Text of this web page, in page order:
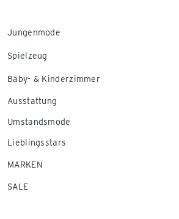
Jungenmode
Spielzeug
Baby- & Kinderzimmer
Ausstattung
Umstandsmode
Lieblingsstars
MARKEN
SALE